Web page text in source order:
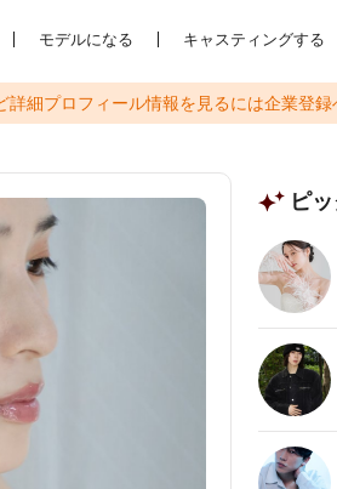
モデルになる キャスティングする
詳細プロフィール情報を見るには企業登録
ピ